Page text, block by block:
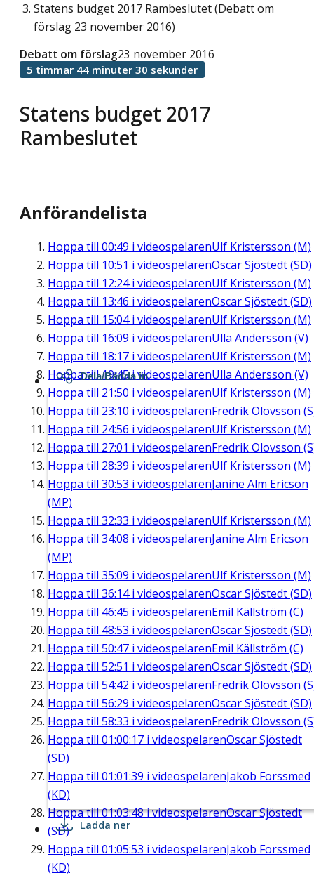
Statens budget 2017 Rambeslutet (Debatt om
förslag 23 november 2016)
Statens budget 2017
Rambeslutet
Debatt om förslag23 november 2016
5 timmar 44 minuter 30 sekunder
Anförandelista
Hoppa till 00:49 i videospelarenUlf Kristersson (M)
Hoppa till 10:51 i videospelarenOscar Sjöstedt (SD)
Hoppa till 12:24i videospelarenUlf Kristersson (M)
Hoppa till 13:46 i videospelarenOscar Sjöstedt (SD)
Hoppa till 15:04i videospelarenUlf Kristersson (M)
Hoppa till 16:09 i videospelarenUlla Andersson (V)
Hoppa till 18:17 i videospelarenUlf Kristersson (M)
Hoppa till19:45i videospelarenUlla Andersson (V)
Hoppa till 21:50 i videospelarenUlf Kristersson (M)
Hoppa till 23:10 i videospelarenFredrik Olovsson
Hoppa till 24:56 i videospelarenUlf Kristersson (M)
Hoppa till 27:01 i videospelarenFredrik Olovsson
Hoppa till 28:39 i videospelarenUlf Kristersson (M)
Hoppa till 30:53 i videospelarenJanine Alm Ericson
(MP)
Hoppa till 32:33 i videospelarenUlf Kristersson (M)
Hoppa till 34:08 i videospelarenJanine Alm Ericson
(MP)
Hoppa till 35:09 i videospelarenUlf Kristersson (M)
Hoppa till 36:14i videospelarenOscar Sjöstedt (SD)
Hoppa till 46:45 i videospelarenEmil Källström (C)
Hoppa till 48:53 i videospelarenOscar Sjöstedt (SD)
Hoppa till 50:47 i videospelarenEmil Källström (C)
Hoppa till 52:51 i videospelarenOscar Sjöstedt (SD)
Hoppa till 54:42 i videospelarenFredrik Olovsson
Hoppa till 56:29 i videospelarenOscar Sjöstedt (SD)
Hoppa till 58:33 i videospelarenFredrik Olovsson
Hoppa till 01:00:17 i videospelarenOscar Sjöstedt
(SD)
Hoppa till 01:01:39 i videospelarenJakob Forssmed
(KD)
Hoppa till01:03:48i videospelarenOscar Sjöstedt
(SD)
Hoppa till 01:05:53 i videospelarenJakob Forssmed
(KD)
Dela/Bädda in
Ladda ner